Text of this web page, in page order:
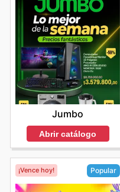
Jumbo
Abrir catálogo
¡Vence hoy! Popular